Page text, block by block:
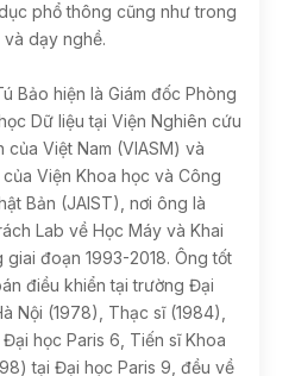
phổ thông cũng như trong
dạy nghề.
Bảo hiện là Giám đốc Phòng
Dữ liệu tại Viện Nghiên cứu
Việt Nam (VIASM) và
Viện Khoa học và Công
Bản (JAIST), nơi ông là
Lab về Học Máy và Khai
giai đoạn 1993-2018. Ông tốt
điều khiển tại trường Đại
Nội (1978), Thạc sĩ (1984),
học Paris 6, Tiến sĩ Khoa
tại Đại học Paris 9, đều về